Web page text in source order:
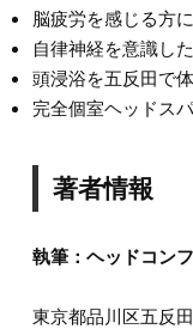
脳疲労を感じる方
自律神経を意識し
頭浸浴を五反田で
完全個室ヘッドス
著者情報
執筆：ヘッドコン
東京都品川区五反